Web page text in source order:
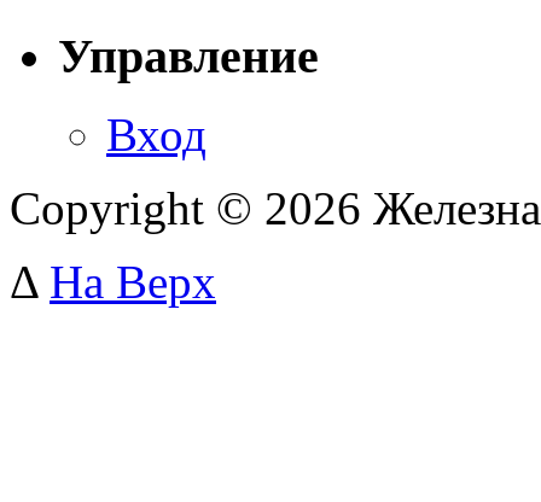
Управление
Вход
Copyright © 2026
Δ На Верх